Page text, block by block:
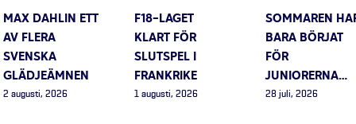
MAX DAHLIN ETT
AV FLERA
SVENSKA
GLÄDJEÄMNEN
2 augusti, 2026
F18-LAGET
KLART FÖR
SLUTSPEL I
FRANKRIKE
1 augusti, 2026
SOMMAREN
BARA BÖRJAT
FÖR
JUNIORERNA…
28 juli, 2026